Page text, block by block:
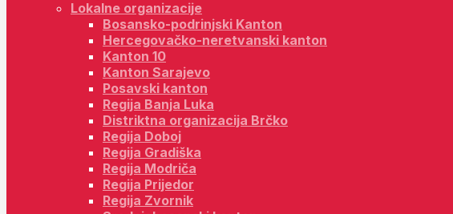
Lokalne organizacije
Bosansko-podrinjski Kanton
Hercegovačko-neretvanski kanton
Kanton 10
Kanton Sarajevo
Posavski kanton
Regija Banja Luka
Distriktna organizacija Brčko
Regija Doboj
Regija Gradiška
Regija Modriča
Regija Prijedor
Regija Zvornik